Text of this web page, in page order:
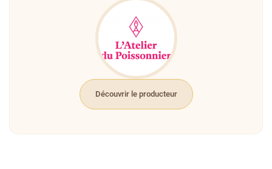
Découvrir le producteur